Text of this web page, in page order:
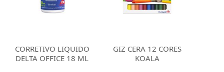
CORRETIVO LIQUIDO
DELTA OFFICE 18 ML
GIZ CERA 12 CORES
KOALA